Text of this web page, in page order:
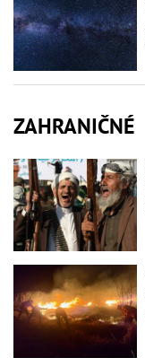
ZAHRANIČNÉ